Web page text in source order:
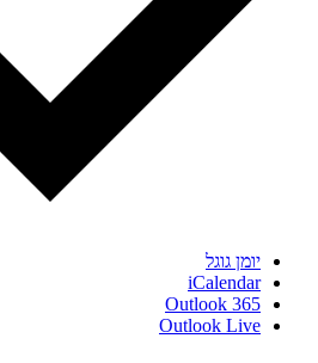
יומן גוגל
iCalendar
Outlook 365
Outlook Live